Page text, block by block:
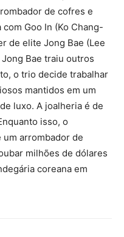
de cofres e
Goo In (Ko Chang-
de elite Jong Bae (Lee
Bae traiu outros
o trio decide trabalhar
mantidos em um
luxo. A joalheria é de
isso, o
arrombador de
milhões de dólares
coreana em